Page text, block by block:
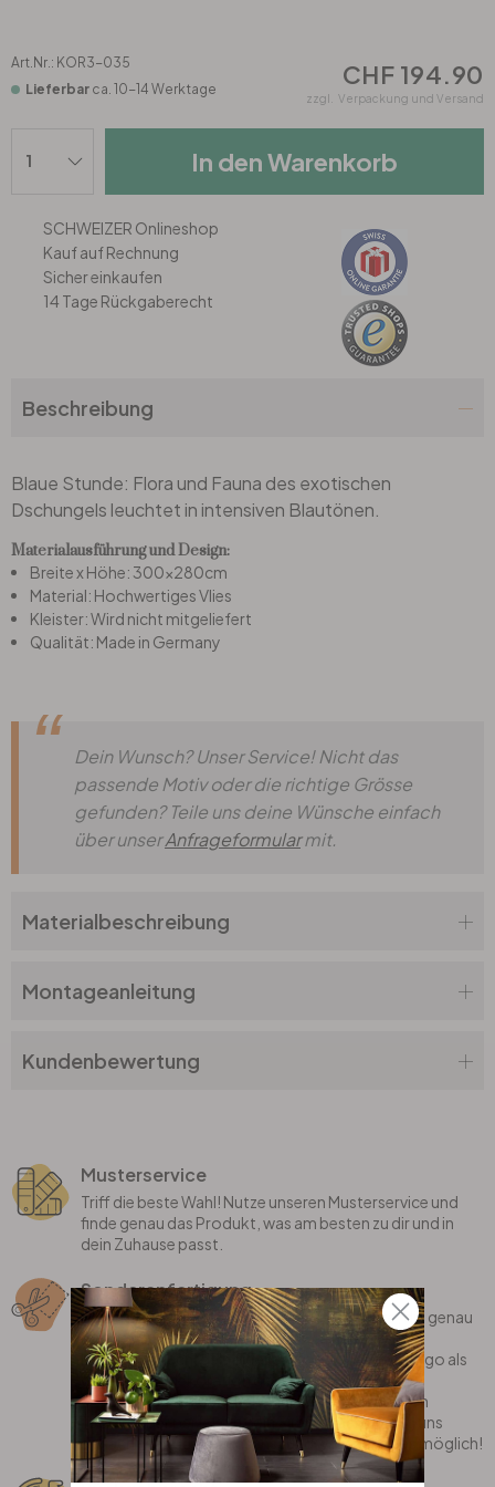
Wohnzimmer
Schlafzimmer
Kinderzimmer
Küche
Jugendzimmer
Wohnzimmer
Schlafzimmer
Kinderzimmer
Bad
Küche
Tapeten Grün
Tapeten Pink & Rosa
Tapeten Lila & Violett
Wohnzimmer
Küche
Büro
Bad
Art.Nr.: KOR3-035
Lieferbar ca. 10-14 Werktage CHF 194.90
zzgl. Verpackung und Versand
In den Warenkorb
SCHWEIZER Onlineshop
Kauf auf Rechnung
Sicher einkaufen
14 Tage Rückgaberecht
Beschreibung
Blaue Stunde: Flora und Fauna des exotischen
Dschungels leuchtet in intensiven Blautönen.
Materialausführung und Design:
Breite x Höhe: 300x280cm
Material: Hochwertiges Vlies
Kleister: Wird nicht mitgeliefert
Qualität: Made in Germany
Dein Wunsch? Unser Service! Nicht das
passende Motiv oder die richtige Grösse
gefunden? Teile uns deine Wünsche einfach
über unserAnfrageformularmit.
Materialbeschreibung
Montageanleitung
Kundenbewertung
Musterservice
Triff die beste Wahl! Nutze unseren Musterservice und
finde genau das Produkt, was am besten zu dir und in
dein Zuhause passt.
Sonderanfertigung
Bei uns erhältst du individualisierte Produkte, die genau
auf dich zugeschnitten sind! Wir fertigen deinen
Lieblingsspruch, dein eigenes Motiv oder dein Logo als
coole Wanddekoration gerne für dich an.
Oder bist du auf der Suche nach einem stylischen
Teppich, der perfekt in dein Zimmer passt? Sag uns
einfach, was du dir wünschst und wir machen es möglich!